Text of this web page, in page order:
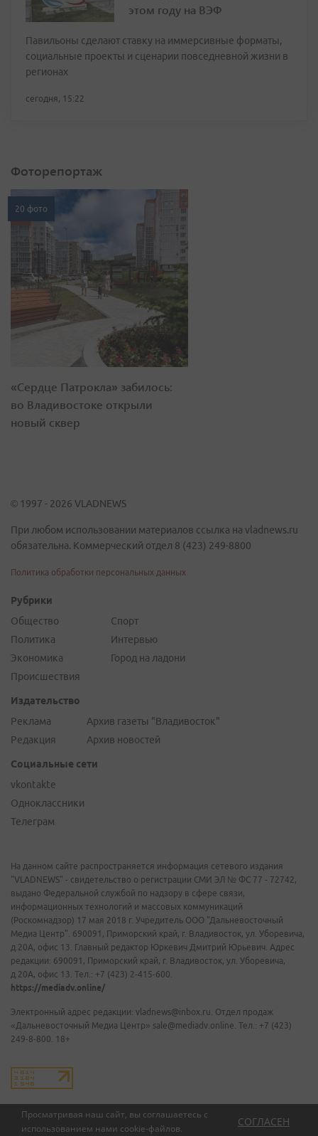
Просматривая наш сайт, вы соглашаетесь с
использованием нами cookie-файлов.
СОГЛАСЕН
этом году на ВЭФ
Павильоны сделают ставку на иммерсивные форматы,
социальные проекты и сценарии повседневной жизни в
регионах
сегодня, 15:22
Фоторепортаж
20 фото
«Сердце Патрокла» забилось:
во Владивостоке открыли
новый сквер
© 1997 - 2026 VLADNEWS
При любом использовании материалов ссылка на vladnews.ru
обязательна. Коммерческий отдел 8 (423) 249-8800
Политика обработки персональных данных
Рубрики
Общество
Политика
Экономика
Происшествия
Спорт
Интервью
Город на ладони
Издательство
Реклама
Редакция
Архив газеты "Владивосток"
Архив новостей
Социальные сети
vkontakte
Одноклассники
Телеграм
На данном сайте распространяется информация сетевого издания
"VLADNEWS" - свидетельство о регистрации СМИ ЭЛ № ФС 77 - 72742,
выдано Федеральной службой по надзору в сфере связи,
информационных технологий и массовых коммуникаций
(Роскомнадзор) 17 мая 2018 г. Учредитель ООО "Дальневосточный
Медиа Центр". 690091, Приморский край, г. Владивосток, ул. Уборевича,
д.20А, офис 13. Главный редактор Юркевич Дмитрий Юрьевич. Адрес
редакции: 690091, Приморский край, г. Владивосток, ул. Уборевича,
д.20А, офис 13. Тел.: +7 (423) 2-415-600.
https://mediadv.online/
Электронный адрес редакции: vladnews@inbox.ru. Отдел продаж
«Дальневосточный Медиа Центр» sale@mediadv.online. Тел.: +7 (423)
249-8-800. 18+